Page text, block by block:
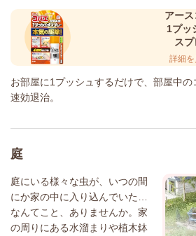
アー
1プッ
ス
詳細を
お部屋に1プッシュするだけで、部屋中
速効退治。
庭
庭にいる様々な虫が、いつの間
にか家の中に入り込んでいた…
なんてこと、ありませんか。家
の周りにある水溜まりや植木鉢